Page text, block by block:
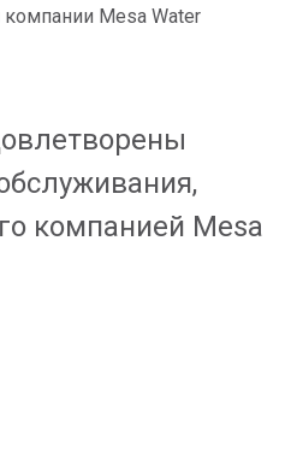
компании Mesa Water
компанией Mesa